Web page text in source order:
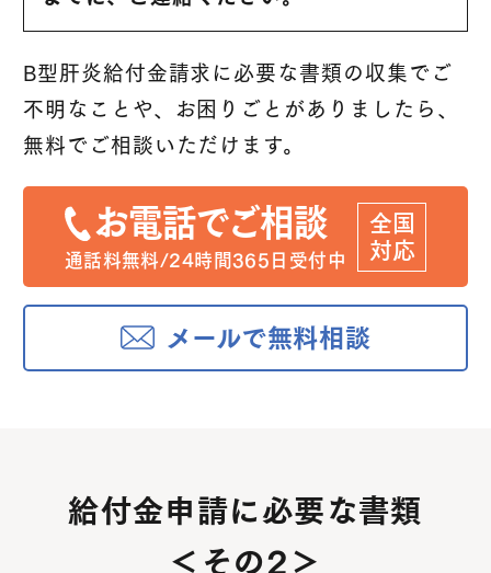
B型肝炎給付金請求に必要な書類の収集でご
不明なことや、 お困りごとがありましたら、
無料でご相談いただけます。
お電話でご相談
通話料無料/24時間365日受付中
全国
対応
メールで無料相談
給付金申請に必要な書類
＜その2＞